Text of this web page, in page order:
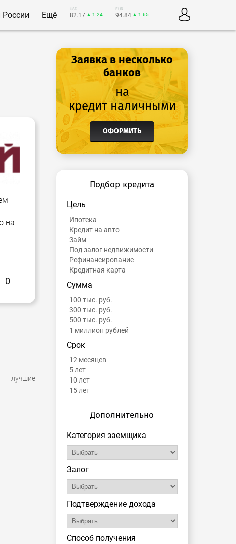
России Ещё
USD
82.17 ▲ 1.24
EUR
94.84 ▲ 1.65
на
0
лучшие
Заявка в несколько
банков
на
кредит наличными
ОФОРМИТЬ
Подбор кредита
Цель
Ипотека
Кредит на авто
Займ
Под залог недвижимости
Рефинансирование
Кредитная карта
Сумма
100 тыс. руб.
300 тыс. руб.
500 тыс. руб.
1 миллион рублей
Срок
12 месяцев
5 лет
10 лет
15 лет
Дополнительно
Категория заемщика
Залог
Подтверждение дохода
Способ получения